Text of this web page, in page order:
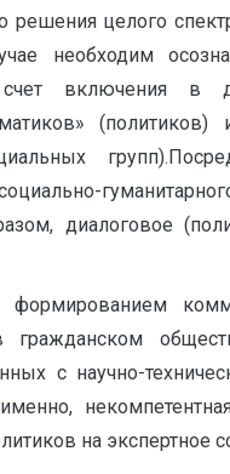
решения целого
необходим
счет включения в
диалоговое
в гражданском
с научно-
на экспертное